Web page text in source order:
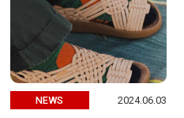
NEWS 2024.06.03